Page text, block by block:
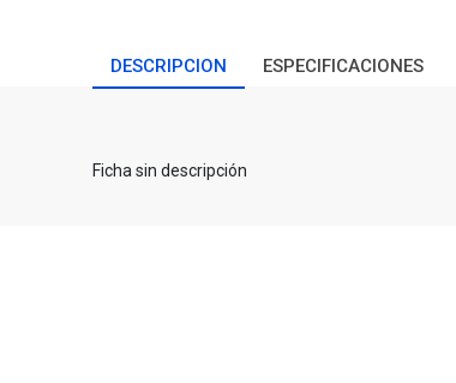
DESCRIPCION ESPECIFICACIONES
Ficha sin descripción